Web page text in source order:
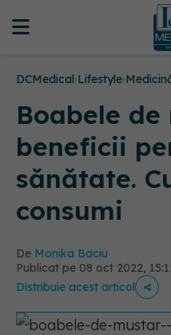
DCMedical›Lifestyle›
Boabele de
beneficii
sănătate.
consumi
De Monika Baciu
Publicat pe 08 oct 2022,
Distribuie acest articol